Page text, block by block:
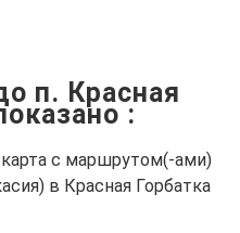
п. Красная
:
с маршрутом(-ами)
в Красная Горбатка